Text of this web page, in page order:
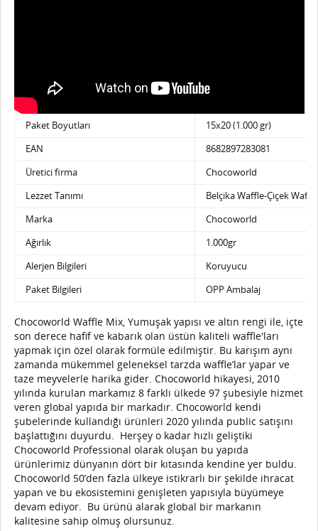
Paket Boyutları
15x20 (1.000 gr)
EAN
8682897283081
Üretici firma
Chocoworld
Lezzet Tanımı
Belçika Waffle-Çiçek Waffle
Marka
Chocoworld
Ağırlık
1.000gr
Alerjen Bilgileri
Koruyucu
Paket Bilgileri
OPP Ambalaj
Chocoworld Waffle Mix, Yumuşak yapısı ve altın rengi ile, içte
son derece hafif ve kabarık olan üstün kaliteli waffle'ları
yapmak için özel olarak formüle edilmiştir. Bu karışım aynı
zamanda mükemmel geleneksel tarzda waffle’lar yapar ve
taze meyvelerle harika gider. Chocoworld hikayesi, 2010
yılında kurulan markamız 8 farklı ülkede 97 şubesiyle hizmet
veren global yapıda bir markadır. Chocoworld kendi
şubelerinde kullandığı ürünleri 2020 yılında public satışını
başlattığını duyurdu.
Herşey o kadar hızlı geliştiki
Chocoworld Professional olarak oluşan bu yapıda
ürünlerimiz dünyanın dört bir kıtasında kendine yer buldu.
Chocoworld 50’den fazla ülkeye istikrarlı bir şekilde ihracat
yapan ve bu ekosistemini genişleten yapısıyla büyümeye
devam ediyor.
Bu ürünü alarak global bir markanın
kalitesine sahip olmuş olursunuz.